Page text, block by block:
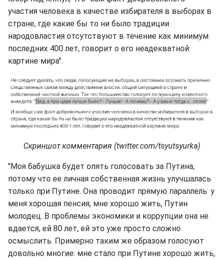
участия человека в качестве избирателя в выборах в
стране, где какие бы то ни было традиции
народовластия отсутствуют в течение как минимум
последних 400 лет, говорит о его неадекватной
картине мира".
Скриншот комментария (twitter.com/tsyutsyurka)
"Моя бабушка будет опять голосовать за Путина,
потому что ее личная собственная жизнь улучшалась
только при Путине. Она проводит прямую параллель: у
меня хорошая пенсия, мне хорошо жить, Путин
молодец. В проблемы экономики и коррупции она не
вдается, ей 80 лет, ей это уже просто сложно
осмыслить. Примерно таким же образом голосуют
довольно многие: мне стало при Путине хорошо жить,